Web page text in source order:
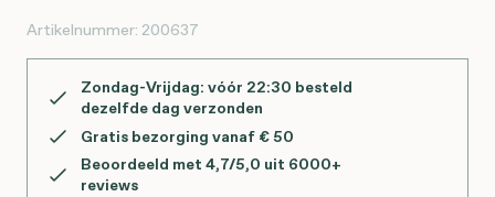
Artikelnummer: 200637
Zondag-Vrijdag: vóór 22:30 besteld
dezelfde dag verzonden
Gratis bezorging vanaf € 50
Beoordeeld met 4,7/5,0 uit 6000+
reviews